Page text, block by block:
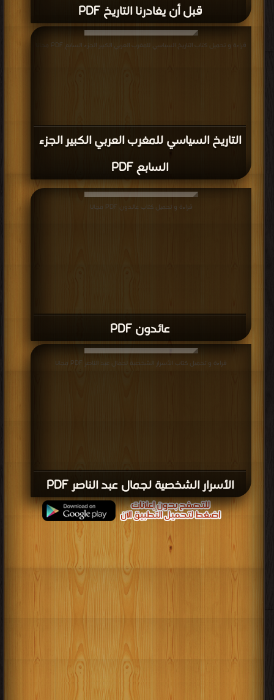
قبل أن يغادرنا التاريخ PDF
التاريخ السياسي للمغرب العربي الكبير الجزء
السابع PDF
قراءة و تحميل كتاب التاريخ السياسي للمغرب العربي الكبير الجزء السابع PDF مجانا
عائدون PDF
قراءة و تحميل كتاب عائدون PDF مجانا
الأسرار الشخصية لجمال عبد الناصر PDF
قراءة و تحميل كتاب الأسرار الشخصية لجمال عبد الناصر PDF مجانا